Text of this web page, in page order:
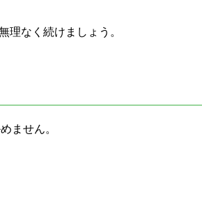
理なく続けましょう。
ません。